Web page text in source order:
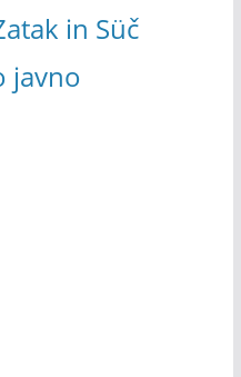
in Süč
javno